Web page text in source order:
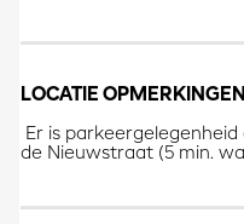
LOCATIE OPMERKINGEN
Er is
de Nieuwstraat (5 min.